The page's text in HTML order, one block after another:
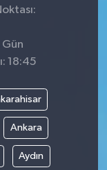
18:45
Ankara
Aydın